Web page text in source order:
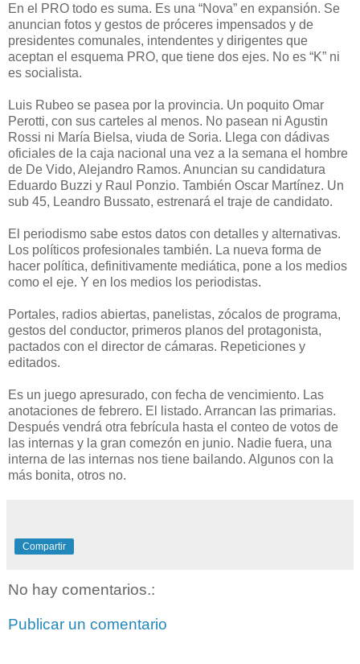
En el PRO todo es suma. Es una “Nova” en expansión. Se
anuncian fotos y gestos de próceres impensados y de
presidentes comunales, intendentes y dirigentes que
aceptan el esquema PRO, que tiene dos ejes. No es “K” ni
es socialista.
Luis Rubeo se pasea por la provincia. Un poquito Omar
Perotti, con sus carteles al menos. No pasean ni Agustin
Rossi ni María Bielsa, viuda de Soria. Llega con dádivas
oficiales de la caja nacional una vez a la semana el hombre
de De Vido, Alejandro Ramos. Anuncian su candidatura
Eduardo Buzzi y Raul Ponzio. También Oscar Martínez. Un
sub 45, Leandro Bussato, estrenará el traje de candidato.
El periodismo sabe estos datos con detalles y alternativas.
Los políticos profesionales también. La nueva forma de
hacer política, definitivamente mediática, pone a los medios
como el eje. Y en los medios los periodistas.
Portales, radios abiertas, panelistas, zócalos de programa,
gestos del conductor, primeros planos del protagonista,
pactados con el director de cámaras. Repeticiones y
editados.
Es un juego apresurado, con fecha de vencimiento. Las
anotaciones de febrero. El listado. Arrancan las primarias.
Después vendrá otra febrícula hasta el conteo de votos de
las internas y la gran comezón en junio. Nadie fuera, una
interna de las internas nos tiene bailando. Algunos con la
más bonita, otros no.
Compartir
No hay comentarios.:
Publicar un comentario